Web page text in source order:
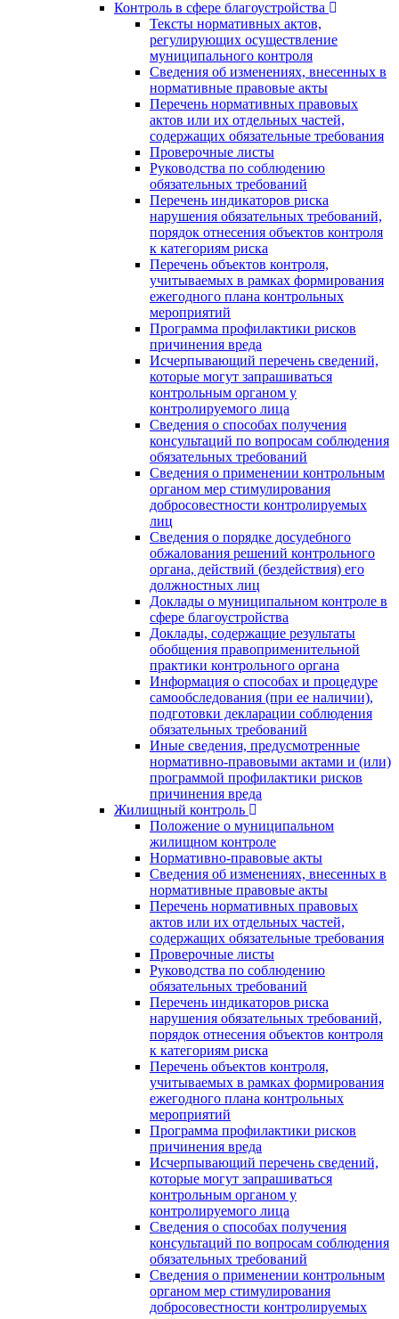
Контроль в сфере благоустройства
Тексты нормативных актов,
регулирующих осуществление
муниципального контроля
Сведения об изменениях, внесенных в
нормативные правовые акты
Перечень нормативных правовых
актов или их отдельных частей,
содержащих обязательные требования
Проверочные листы
Руководства по соблюдению
обязательных требований
Перечень индикаторов риска
нарушения обязательных требований,
порядок отнесения объектов контроля
к категориям риска
Перечень объектов контроля,
учитываемых в рамках формирования
ежегодного плана контрольных
мероприятий
Программа профилактики рисков
причинения вреда
Исчерпывающий перечень сведений,
которые могут запрашиваться
контрольным органом у
контролируемого лица
Сведения о способах получения
консультаций по вопросам соблюдения
обязательных требований
Сведения о применении контрольным
органом мер стимулирования
добросовестности контролируемых
лиц
Сведения о порядке досудебного
обжалования решений контрольного
органа, действий (бездействия) его
должностных лиц
Доклады о муниципальном контроле в
сфере благоустройства
Доклады, содержащие результаты
обобщения правоприменительной
практики контрольного органа
Информация о способах и процедуре
самообследования (при ее наличии),
подготовки декларации соблюдения
обязательных требований
Иные сведения, предусмотренные
нормативно-правовыми актами и (или)
программой профилактики рисков
причинения вреда
Жилищный контроль
Положение о муниципальном
жилищном контроле
Нормативно-правовые акты
Сведения об изменениях, внесенных в
нормативные правовые акты
Перечень нормативных правовых
актов или их отдельных частей,
содержащих обязательные требования
Проверочные листы
Руководства по соблюдению
обязательных требований
Перечень индикаторов риска
нарушения обязательных требований,
порядок отнесения объектов контроля
к категориям риска
Перечень объектов контроля,
учитываемых в рамках формирования
ежегодного плана контрольных
мероприятий
Программа профилактики рисков
причинения вреда
Исчерпывающий перечень сведений,
которые могут запрашиваться
контрольным органом у
контролируемого лица
Сведения о способах получения
консультаций по вопросам соблюдения
обязательных требований
Сведения о применении контрольным
органом мер стимулирования
добросовестности контролируемых